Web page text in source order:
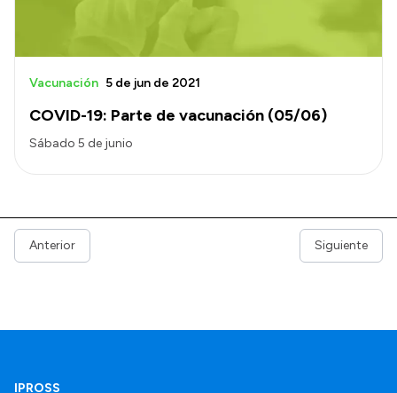
COVID-19: Parte de vacunación (05/06)
Vacunación 5 de jun de 2021
Sábado 5 de junio
Anterior Siguiente
IPROSS